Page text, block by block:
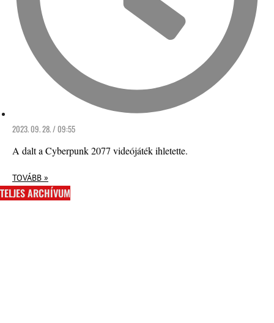
2023. 09. 28. / 09:55
A dalt a Cyberpunk 2077 videójáték ihletette.
TOVÁBB »
TELJES ARCHÍVUM